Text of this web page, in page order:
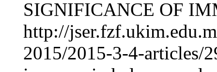
SIGNIFICANCE OF
http://
2015/2015-3-4-articles/